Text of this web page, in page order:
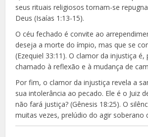
seus rituais religiosos tornam-se
Deus (Isaías 1:13-15).
O céu fechado é convite ao
deseja a morte do ímpio, mas que se
(Ezequiel 33:11). O clamor da injustiça
chamado à reflexão e à mudança de
Por fim, o clamor da injustiça revela a
sua intolerância ao pecado. Ele é o Juiz
não fará justiça? (Gênesis 18:25). O
muitas vezes, prelúdio do agir soberano